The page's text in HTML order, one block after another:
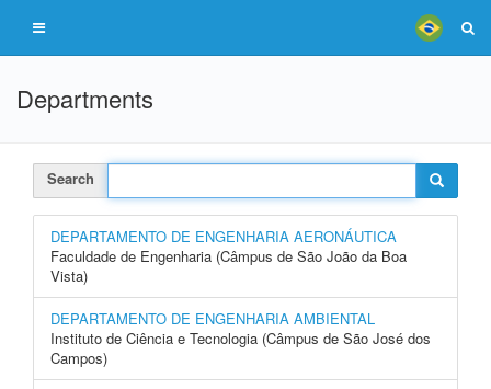
Departments
Search
DEPARTAMENTO DE ENGENHARIA AERONÁUTICA
Faculdade de Engenharia (Câmpus de São João da Boa
Vista)
DEPARTAMENTO DE ENGENHARIA AMBIENTAL
Instituto de Ciência e Tecnologia (Câmpus de São José dos
Campos)